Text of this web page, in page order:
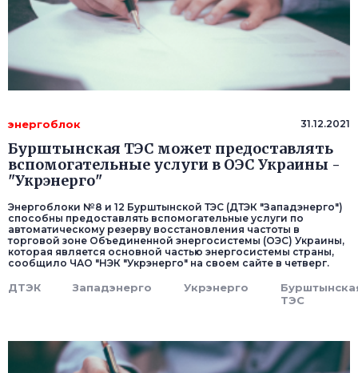
энергоблок 31.12.2021
Бурштынская ТЭС может предоставлять
вспомогательные услуги в ОЭС Украины -
"Укрэнерго"
Энергоблоки №8 и 12 Бурштынской ТЭС (ДТЭК "Западэнерго")
способны предоставлять вспомогательные услуги по
автоматическому резерву восстановления частоты в
торговой зоне Объединенной энергосистемы (ОЭС) Украины,
которая является основной частью энергосистемы страны,
сообщило ЧАО "НЭК "Укрэнерго" на своем сайте в четверг.
ДТЭК Западэнерго Укрэнерго
ТЭС